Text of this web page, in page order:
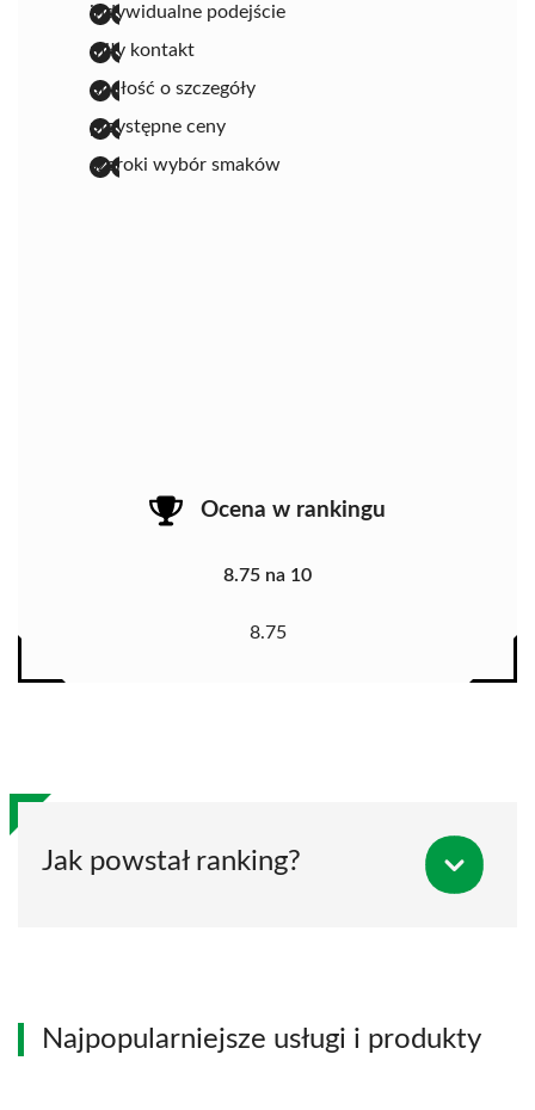
indywidualne podejście
miły kontakt
dbałość o szczegóły
przystępne ceny
szeroki wybór smaków
Ocena w rankingu
8.75 na 10
8.75
Jak powstał ranking?
Najpopularniejsze usługi i produkty